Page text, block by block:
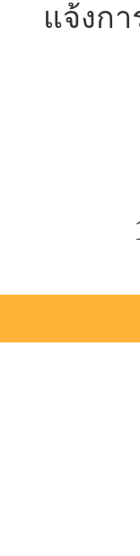
แจ้งกา